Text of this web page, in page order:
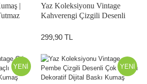
|
Yaz Koleksiyonu Vintage
Kahverengi Çizgili Desenli
Baskı Kumaş
299,90 TL
YENİ YENİ